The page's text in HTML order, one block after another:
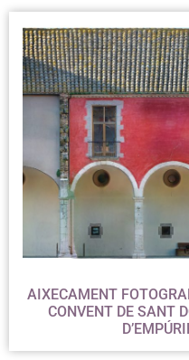
AIXECAMENT
CONVENT DE SANT